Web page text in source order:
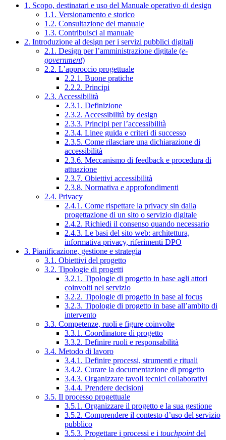
1. Scopo, destinatari e uso del Manuale operativo di design
1.1. Versionamento e storico
1.2. Consultazione del manuale
1.3. Contribuisci al manuale
2. Introduzione al design per i servizi pubblici digitali
2.1. Design per l’amministrazione digitale (e-
government)
2.2. L’approccio progettuale
2.2.1. Buone pratiche
2.2.2. Principi
2.3. Accessibilità
2.3.1. Definizione
2.3.2. Accessibilità by design
2.3.3. Principi per l’accessibilità
2.3.4. Linee guida e criteri di successo
2.3.5. Come rilasciare una dichiarazione di
accessibilità
2.3.6. Meccanismo di feedback e procedura di
attuazione
2.3.7. Obiettivi accessibilità
2.3.8. Normativa e approfondimenti
2.4. Privacy
2.4.1. Come rispettare la privacy sin dalla
progettazione di un sito o servizio digitale
2.4.2. Richiedi il consenso quando necessario
2.4.3. Le basi del sito web: architettura,
informativa privacy, riferimenti DPO
3. Pianificazione, gestione e strategia
3.1. Obiettivi del progetto
3.2. Tipologie di progetti
3.2.1. Tipologie di progetto in base agli attori
coinvolti nel servizio
3.2.2. Tipologie di progetto in base al focus
3.2.3. Tipologie di progetto in base all’ambito di
intervento
3.3. Competenze, ruoli e figure coinvolte
3.3.1. Coordinatore di progetto
3.3.2. Definire ruoli e responsabilità
3.4. Metodo di lavoro
3.4.1. Definire processi, strumenti e rituali
3.4.2. Curare la documentazione di progetto
3.4.3. Organizzare tavoli tecnici collaborativi
3.4.4. Prendere decisioni
3.5. Il processo progettuale
3.5.1. Organizzare il progetto e la sua gestione
3.5.2. Comprendere il contesto d’uso del servizio
pubblico
3.5.3. Progettare i processi e i touchpointdel